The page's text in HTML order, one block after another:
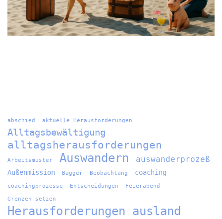
abschied aktuelle Herausforderungen
Alltagsbewältigung
alltagsherausforderungen
Arbeitsmuster Auswandern auswanderprozeß
Außenmission Bagger Beobachtung coaching
coachingprozesse Entscheidungen
Feierabend
Grenzen setzen
Herausforderungen ausland